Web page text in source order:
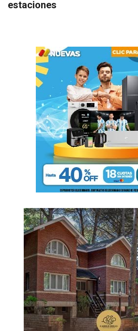
estaciones